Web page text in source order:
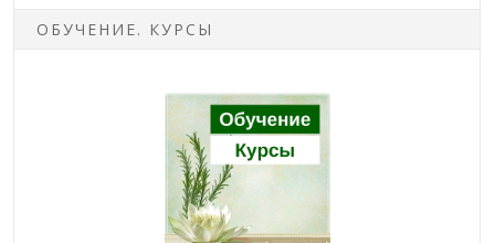
ОБУЧЕНИЕ. КУРСЫ